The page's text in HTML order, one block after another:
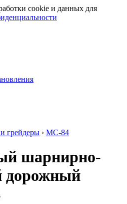
cookie и данных для
грейдеры › МС-84
шарнирно-
дорожный